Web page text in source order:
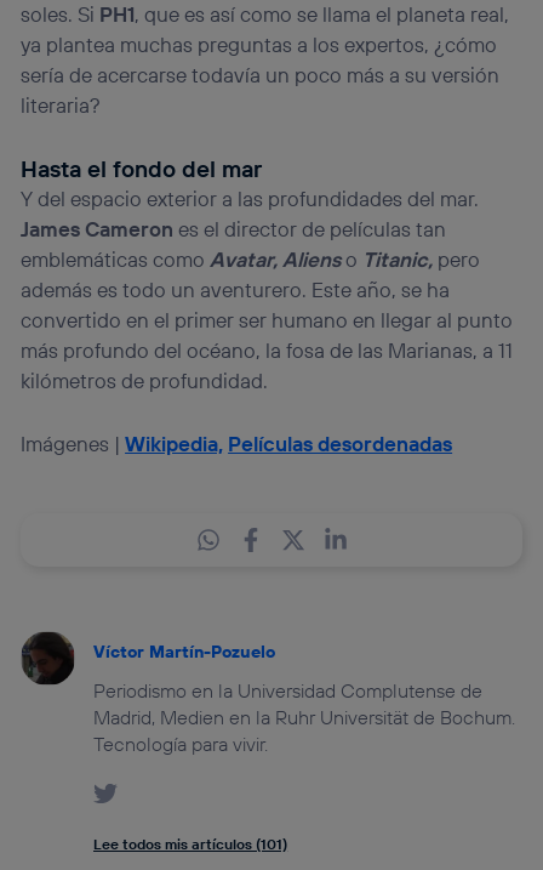
soles. Si PH1, que es así como se llama el planeta real,
ya plantea muchas preguntas a los expertos, ¿cómo
sería de acercarse todavía un poco más a su versión
literaria?
Hasta el fondo del mar
Y del espacio exterior a las profundidades del mar.
James Cameron es el director de películas tan
emblemáticas como Avatar, Alienso Titanic, pero
además es todo un aventurero. Este año, se ha
convertido en el primer ser humano en llegar al punto
más profundo del océano, la fosa de las Marianas, a 11
kilómetros de profundidad.
Imágenes |Wikipedia, Películas desordenadas
Víctor Martín-Pozuelo
Periodismo en la Universidad Complutense de
Madrid, Medien en la Ruhr Universität de Bochum.
Tecnología para vivir.
Lee todos mis artículos (101)